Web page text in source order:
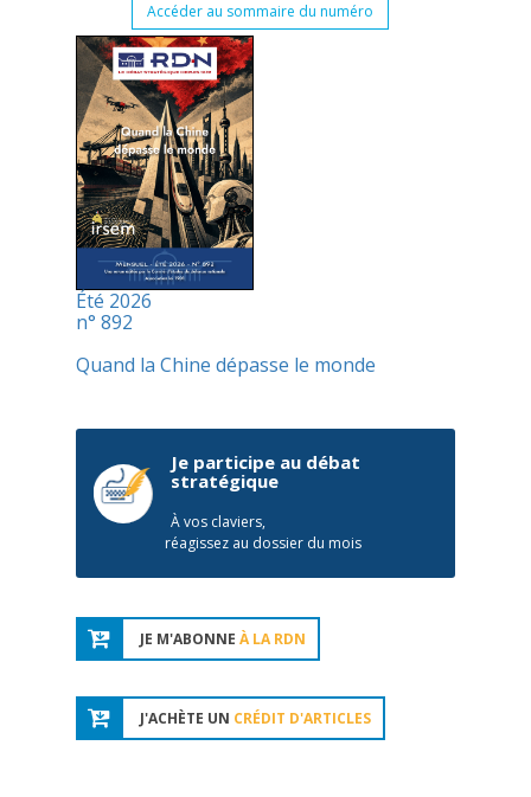
Accéder au sommaire du numéro
Été 2026
n° 892
Quand la Chine dépasse le monde
Je participe au débat
stratégique
À vos claviers,
réagissez au dossier du mois
JE M'ABONNE À LA RDN
J'ACHÈTE UN CRÉDIT D'ARTICLES